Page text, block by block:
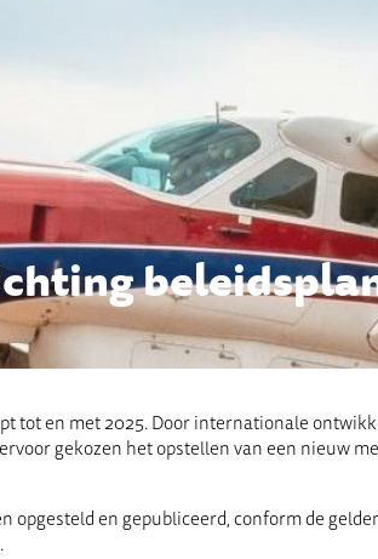
tot en met 2025. Door internationale
gekozen het opstellen van een nieuw
en gepubliceerd, conform de